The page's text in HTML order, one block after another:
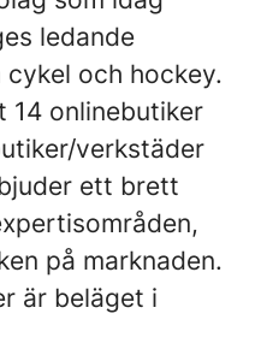
ledande
och hockey.
14 onlinebutiker
verkstäder
ett brett
på marknaden.
är beläget i